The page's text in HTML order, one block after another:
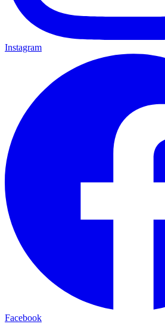
Instagram
Facebook